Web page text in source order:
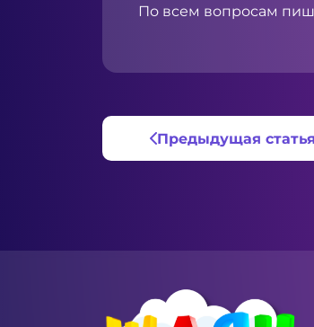
По всем вопросам
Предыдущая статья